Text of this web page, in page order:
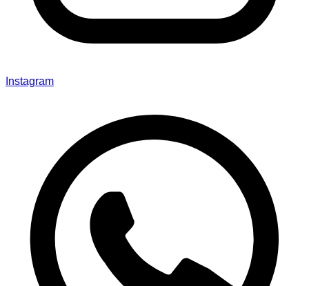
Instagram